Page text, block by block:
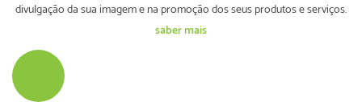
divulgação da sua imagem e na promoção dos seus produtos e serviços.
saber mais